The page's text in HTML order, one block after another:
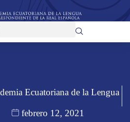
Ecuatoriana de la Lengua
febrero 12, 2021